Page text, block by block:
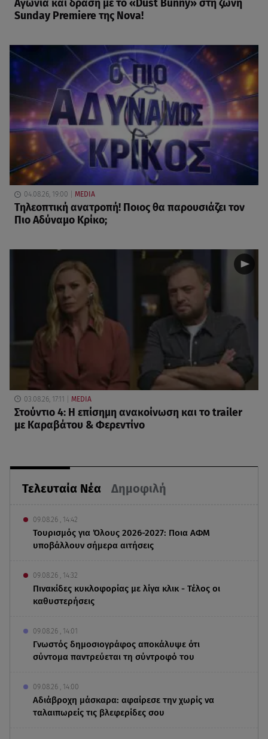
Τελευταία Νέα Δημοφιλή
09.08.26 , 14:42
Τουρισμός για Όλους 2026-2027: Ποια ΑΦΜ
υποβάλλουν σήμερα αιτήσεις
09.08.26 , 14:32
Πινακίδες κυκλοφορίας με λίγα κλικ - Τέλος οι
καθυστερήσεις
09.08.26 , 14:01
Γνωστός δημοσιογράφος αποκάλυψε ότι
σύντομα παντρεύεται τη σύντροφό του
09.08.26 , 14:00
Αδιάβροχη μάσκαρα: αφαίρεσε την χωρίς να
ταλαιπωρείς τις βλεφερίδες σου
Αγωνία και δράση με το «Dust Bunny» στη ζώνη
Sunday Premiere της Nova!
04.08.26, 19:00 MEDIA
Τηλεοπτική ανατροπή! Ποιος θα παρουσιάζει τον
Πιο Αδύναμο Κρίκο;
03.08.26, 17:11 MEDIA
Στούντιο 4: Η επίσημη ανακοίνωση και το trailer
με Καραβάτου & Φερεντίνο